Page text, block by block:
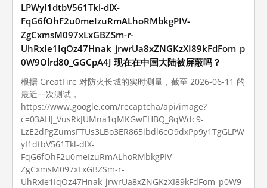
LPWyI1dtbV561Tkl-dlX-
FqG6fOhF2u0meIzuRmALhoRMbkgPIV-
ZgCxmsM097xLxGBZSm-r-
UhRxIe1IqOz47Hnak_jrwrUa8xZNGKzXI89kFdFom_p
0W9Olrd80_GGCpA4J 现在在中国大陆被屏蔽吗？
根据 GreatFire 对防火长城的实时测量，截至 2026-06-11 的
最近一次测试，
https://www.google.com/recaptcha/api/image?
c=03AHJ_VusRkJUMna1qMKGwEHBQ_8qWdc9-
LzE2dPgZumsFTUs3LBo3ER865ibdl6cO9dxPp9y1TgGLPW
yI1dtbV561Tkl-dlX-
FqG6fOhF2u0meIzuRmALhoRMbkgPIV-
ZgCxmsM097xLxGBZSm-r-
UhRxIe1IqOz47Hnak_jrwrUa8xZNGKzXI89kFdFom_p0W9